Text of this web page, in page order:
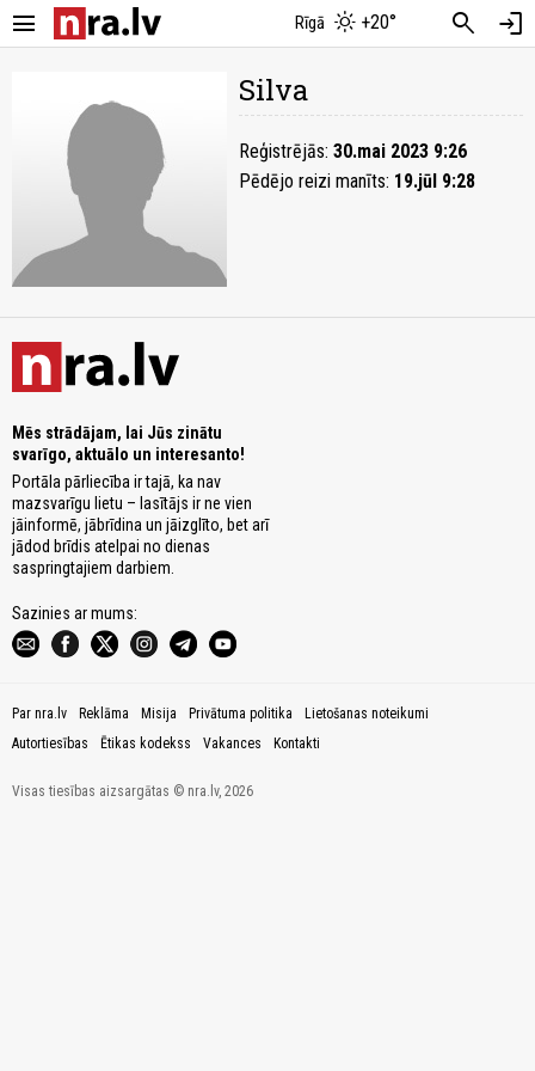
menu Rīgā +20° search login
Silva
Reģistrējās: 30.mai 2023 9:26
Pēdējo reizi manīts: 19.jūl 9:28
Mēs strādājam, lai Jūs zinātu
svarīgo, aktuālo un interesanto!
Portāla pārliecība ir tajā, ka nav
mazsvarīgu lietu – lasītājs ir ne vien
jāinformē, jābrīdina un jāizglīto, bet arī
jādod brīdis atelpai no dienas
saspringtajiem darbiem.
Sazinies ar mums:
Par nra.lv Reklāma Misija Privātuma politika
Lietošanas noteikumi
Autortiesības
Ētikas kodekss Vakances Kontakti
Visas tiesības aizsargātas © nra.lv, 2026